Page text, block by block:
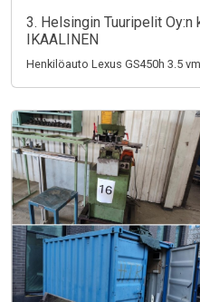
3. Helsingin Tuuripelit
IKAALINEN
Henkilöauto Lexus GS450h 3.5